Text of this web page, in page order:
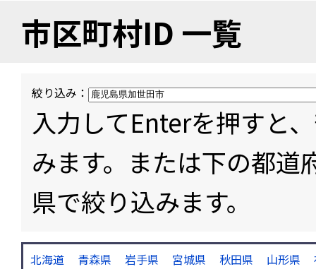
市区町村ID 一覧
絞り込み：
入力してEnterを押すと
みます。または下の都道
県で絞り込みます。
北海道 青森県 岩手県 宮城県 秋田県 山形県